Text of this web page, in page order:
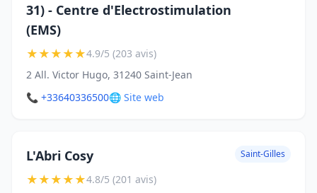
31) - Centre d'Electrostimulation
(EMS)
★★★★★4.9/5 (203 avis)
2 All. Victor Hugo, 31240 Saint-Jean
📞 +33640336500🌐 Site web
L'Abri Cosy Saint-Gilles
★★★★★4.8/5 (201 avis)